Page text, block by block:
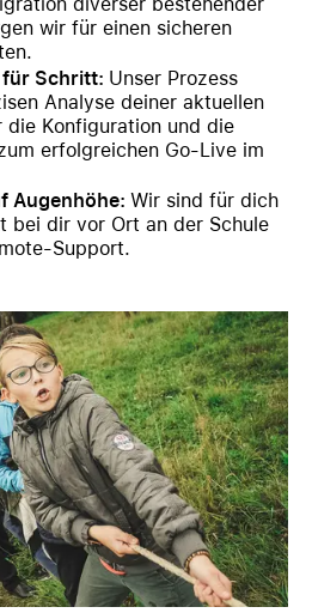
wir für einen sicheren
Schritt: Unser Prozess
Analyse deiner aktuellen
die Konfiguration und die
erfolgreichen Go-Live im
Augenhöhe: Wir sind für dich
bei dir vor Ort an der Schule
Support.